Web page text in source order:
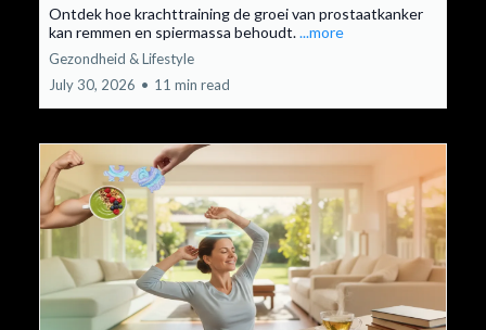
Ontdek hoe krachttraining de groei van prostaatkanker
kan remmen en spiermassa behoudt....more
Gezondheid & Lifestyle
July 30, 2026 • 11 min read